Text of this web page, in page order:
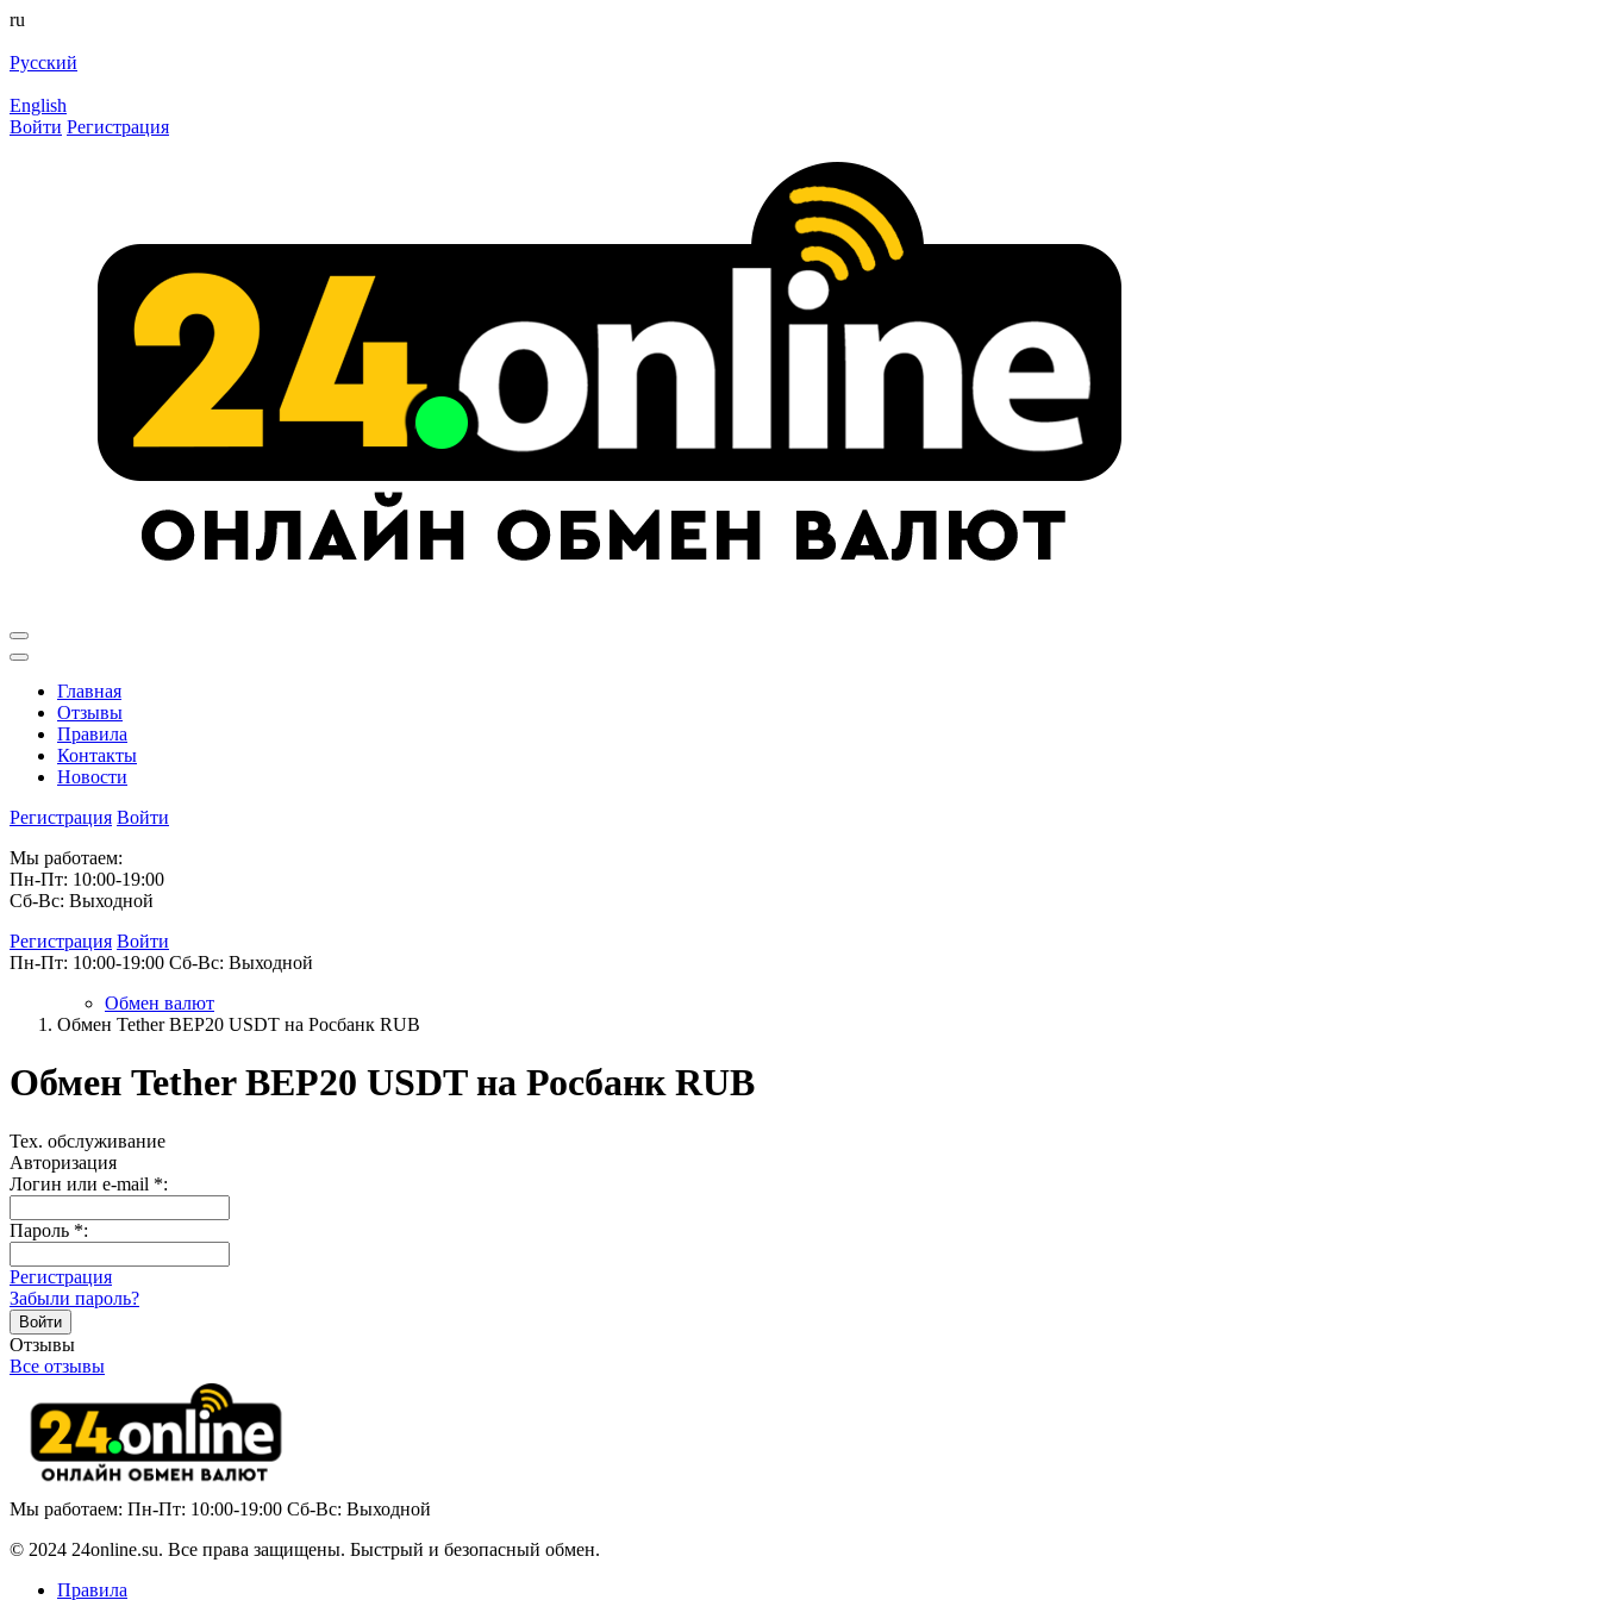
ru
Русский
English
Войти Регистрация
Главная
Отзывы
Правила
Контакты
Новости
Регистрация Войти
Мы работаем:
Пн-Пт: 10:00-19:00
Сб-Вс: Выходной
Регистрация Войти
Пн-Пт: 10:00-19:00 Сб-Вс: Выходной
Обмен валют
Обмен Tether BEP20 USDT на Росбанк RUB
Обмен Tether BEP20 USDT на Росбанк RUB
Тех. обслуживание
Авторизация
Логин или e-mail *:
Пароль *:
Регистрация
Забыли пароль?
Отзывы
Все отзывы
Мы работаем: Пн-Пт: 10:00-19:00 Сб-Вс: Выходной
© 2024 24online.su. Все права защищены. Быстрый и безопасный обмен.
Правила